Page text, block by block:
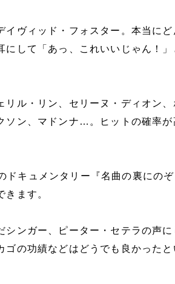
イヴィッド・フォスター。本当に
にして「あっ、これいいじゃん！
リル・リン、セリーヌ・ディオン、
ソン、マドンナ…。ヒットの確率が
ドキュメンタリー『名曲の裏にの
きます。
ンガー、ピーター・セテラの声
ゴの功績などはどうでも良かった